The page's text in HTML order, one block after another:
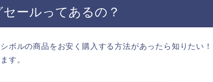
ールってあるの？
ボルの商品をお安く購入する方法があったら知りたい！
す。